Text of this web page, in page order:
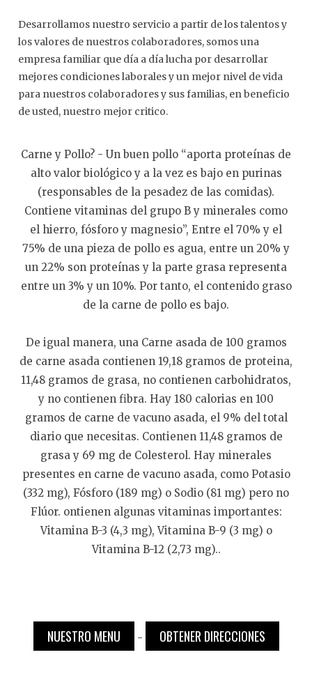
Desarrollamos nuestro servicio a partir de los talentos y
los valores de nuestros colaboradores, somos una
empresa familiar que día a día lucha por desarrollar
mejores condiciones laborales y un mejor nivel de vida
para nuestros colaboradores y sus familias, en beneficio
de usted, nuestro mejor critico.
Carne y Pollo? - Un buen pollo “aporta proteínas de
alto valor biológico y a la vez es bajo en purinas
(responsables de la pesadez de las comidas).
Contiene vitaminas del grupo B y minerales como
el hierro, fósforo y magnesio”, Entre el 70% y el
75% de una pieza de pollo es agua, entre un 20% y
un 22% son proteínas y la parte grasa representa
entre un 3% y un 10%. Por tanto, el contenido graso
de la carne de pollo es bajo.
De igual manera, una Carne asada de 100 gramos
de carne asada contienen 19,18 gramos de proteina,
11,48 gramos de grasa, no contienen carbohidratos,
y no contienen fibra. Hay 180 calorias en 100
gramos de carne de vacuno asada, el 9% del total
diario que necesitas. Contienen 11,48 gramos de
grasa y 69 mg de Colesterol. Hay minerales
presentes en carne de vacuno asada, como Potasio
(332 mg), Fósforo (189 mg) o Sodio (81 mg) pero no
Flúor. ontienen algunas vitaminas importantes:
Vitamina B-3 (4,3 mg), Vitamina B-9 (3 mg) o
Vitamina B-12 (2,73 mg)..
NUESTRO MENU - OBTENER DIRECCIONES